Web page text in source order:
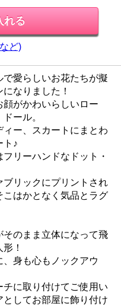
ど)
愛らしいお花たちが擬
なりました！
がかわいらしいロー
ール。
ー、スカートにまとわ
ト♪
リーハンドなドット・
リックにプリントされ
はかとなく気品とラグ
のまま立体になって飛
！
身も心もノックアウ
に取り付けてご使用い
してお部屋に飾り付け